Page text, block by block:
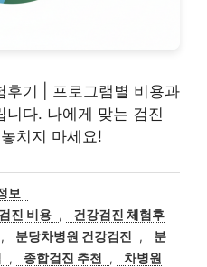
후기 | 프로그램별 비용과
니다. 나에게 맞는 검진
치지 마세요!
보
진 비용 ,
건강검진 체험후
, 분당차병원 건강검진 ,
분
, 종합검진 추천 ,
차병원